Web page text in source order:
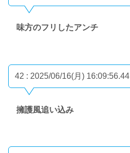
味方のフリしたアンチ
42 : 2025/06/16(月) 16:09:56.44
擁護風追い込み